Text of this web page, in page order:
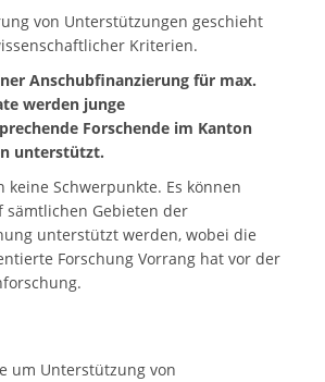
von Unterstützungen geschieht
Kriterien.
Anschubfinanzierung für max.
werden junge
Forschende im Kanton
unterstützt.
keine Schwerpunkte. Es können
sämtlichen Gebieten der
unterstützt werden, wobei die
Forschung Vorrang hat vor der
um Unterstützung von